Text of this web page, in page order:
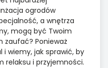
ogrodów
a wnętrza
mogą być Twoim
zaufać? Ponieważ
wiemy, jak sprawić, by
relaksu i przyjemności.